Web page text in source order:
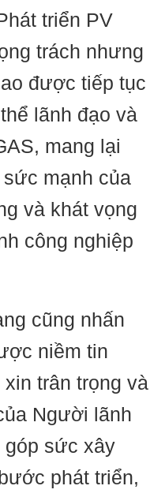
triển PV
trách nhưng
được tiếp tục
lãnh đạo và
mang lại
mạnh của
và khát vọng
công nghiệp
cũng nhấn
niềm tin
trân trọng và
Người lãnh
góp sức xây
phát triển,